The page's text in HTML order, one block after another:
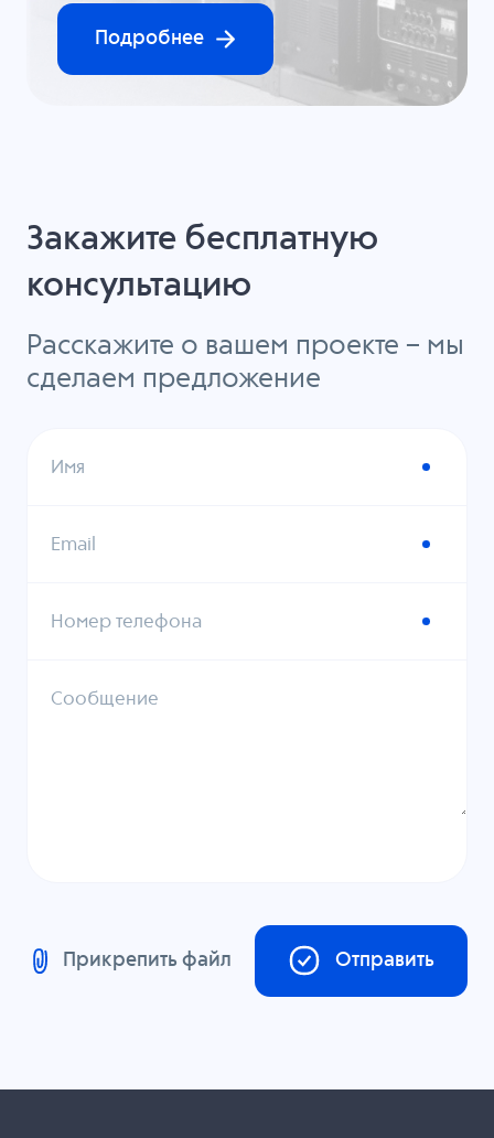
Подробнее
Закажите бесплатную
консультацию
Расскажите о вашем проекте – мы
сделаем предложение
Имя
Email
Номер телефона
Сообщение
Прикрепить файл Отправить